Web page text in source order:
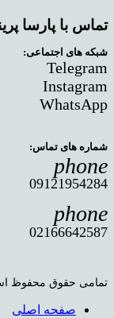
تماس با پارسا
شبکه های اجتماعی:
Telegram
Instagram
WhatsApp
شماره های تماس:
phone
09121954284
phone
02166642587
تمامی حقوق محفوظ
صفحه اصلی